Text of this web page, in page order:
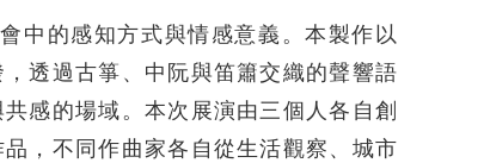
中的感知方式與情感意義。本製作以
透過古箏、中阮與笛簫交織的聲響語
感的場域。本次展演由三個人各自創
，不同作曲家各自從生活觀察、城市